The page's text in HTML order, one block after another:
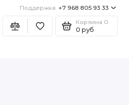
Поддержка +7 968 805 93 33
Корзина 0
0 руб